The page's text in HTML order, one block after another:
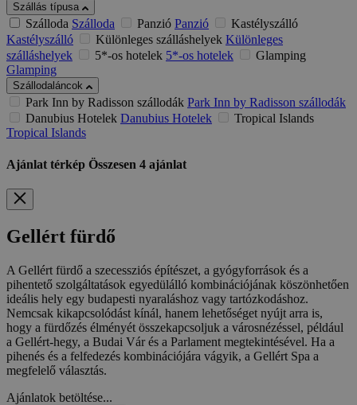
Szállás típusa
Szálloda Szálloda Panzió Panzió
Kastélyszálló
Kastélyszálló
Különleges szálláshelyek Különleges
szálláshelyek
5*-os hotelek 5*-os hotelek
Glamping
Glamping
Szállodaláncok
Park Inn by Radisson szállodák Park Inn by Radisson szállodák
Danubius Hotelek Danubius Hotelek
Tropical Islands
Tropical Islands
Ajánlat térkép Összesen 4 ajánlat
Gellért fürdő
A Gellért fürdő a szecessziós építészet, a gyógyforrások és a
pihentető szolgáltatások egyedülálló kombinációjának köszönhetően
ideális hely egy budapesti nyaraláshoz vagy tartózkodáshoz.
Nemcsak kikapcsolódást kínál, hanem lehetőséget nyújt arra is,
hogy a fürdőzés élményét összekapcsoljuk a városnézéssel, például
a Gellért-hegy, a Budai Vár és a Parlament megtekintésével. Ha a
pihenés és a felfedezés kombinációjára vágyik, a Gellért Spa a
megfelelő választás.
Ajánlatok betöltése...